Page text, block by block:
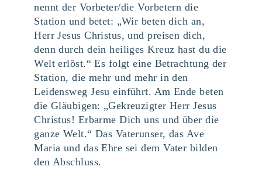
nennt der Vorbeter/die Vorbetern die
Station und betet: „Wir beten dich an,
Herr Jesus Christus, und preisen dich,
denn durch dein heiliges Kreuz hast du die
Welt erlöst.“ Es folgt eine Betrachtung der
Station, die mehr und mehr in den
Leidensweg Jesu einführt. Am Ende beten
die Gläubigen: „Gekreuzigter Herr Jesus
Christus! Erbarme Dich uns und über die
ganze Welt.“ Das Vaterunser, das Ave
Maria und das Ehre sei dem Vater bilden
den Abschluss.